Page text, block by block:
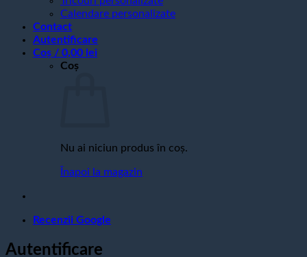
Calendare personalizate
Contact
Autentificare
Coș / 0,00 lei
Coș
Nu ai niciun produs în coș.
Înapoi la magazin
Recenzii Google
Autentificare